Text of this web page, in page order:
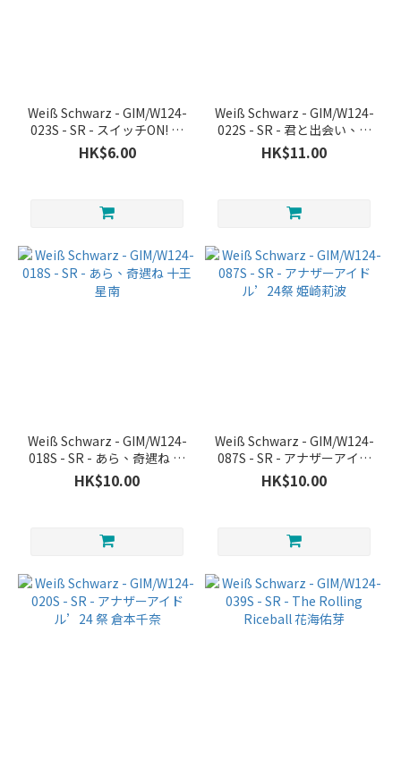
Weiß Schwarz - GIM/W124-
023S - SR - スイッチON! 紫
雲清夏
HK$6.00
Weiß Schwarz - GIM/W124-
022S - SR - 君と出会い、夢
に翔ける 藤田ことね
HK$11.00
Weiß Schwarz - GIM/W124-
018S - SR - あら、奇遇ね 十
王星南
HK$10.00
Weiß Schwarz - GIM/W124-
087S - SR - アナザーアイド
ル’24祭 姫崎莉波
HK$10.00